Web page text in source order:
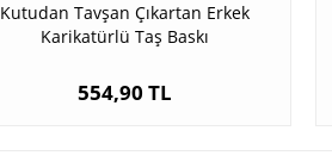
Kutudan Tavşan Çıkartan Erkek
Karikatürlü Taş Baskı
554,90 TL